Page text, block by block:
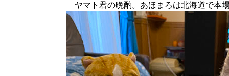
ヤマト君の晩酌。あほまろは北海道で本